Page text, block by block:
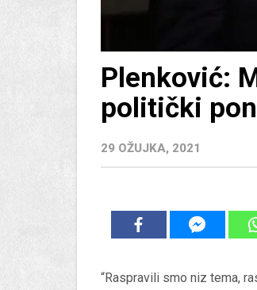
Plenković:
politički
29 OŽUJKA, 2021
“Raspravili smo niz tema,